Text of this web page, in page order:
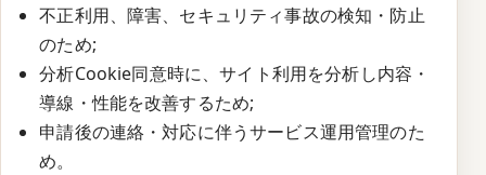
不正利用、障害、セキュリティ事故の検知・防止
のため;
分析Cookie同意時に、サイト利用を分析し内容・
導線・性能を改善するため;
申請後の連絡・対応に伴うサービス運用管理のた
め。